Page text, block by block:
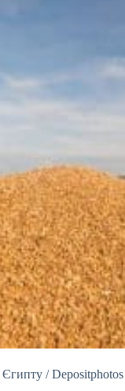
Єгипту / Depositphotos